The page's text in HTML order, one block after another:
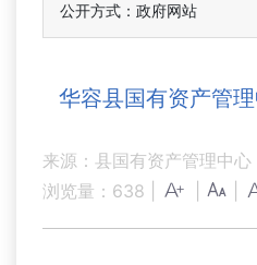
公开方式：政府网站
华容县国有资产管
来源：县国有资产管理中心
浏览量： 638